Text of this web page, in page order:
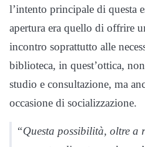
l’intento principale di questa
apertura era quello di offrire
incontro soprattutto alle
biblioteca, in quest’ottica,
studio e consultazione, ma
occasione di socializzazione.
“Questa possibilità, oltre a